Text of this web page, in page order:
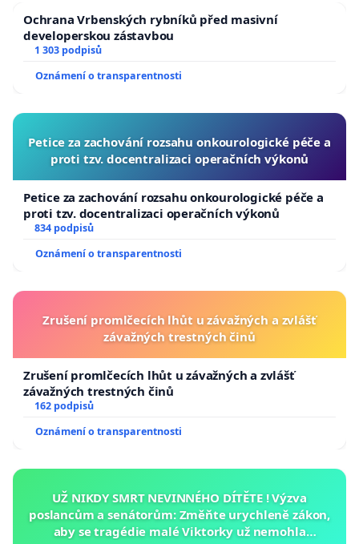
Ochrana Vrbenských rybníků před masivní
developerskou zástavbou
1 303 podpisů
Oznámení o transparentnosti
Petice za zachování rozsahu onkourologické péče a
proti tzv. docentralizaci operačních výkonů
Petice za zachování rozsahu onkourologické péče a
proti tzv. docentralizaci operačních výkonů
834 podpisů
Oznámení o transparentnosti
Zrušení promlčecích lhůt u závažných a zvlášť
závažných trestných činů
Zrušení promlčecích lhůt u závažných a zvlášť
závažných trestných činů
162 podpisů
Oznámení o transparentnosti
UŽ NIKDY SMRT NEVINNÉHO DÍTĚTE ! Výzva
poslancům a senátorům: Změňte urychleně zákon,
aby se tragédie malé Viktorky už nemohla